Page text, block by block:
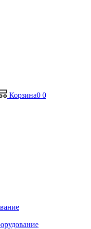
Корзина0 0